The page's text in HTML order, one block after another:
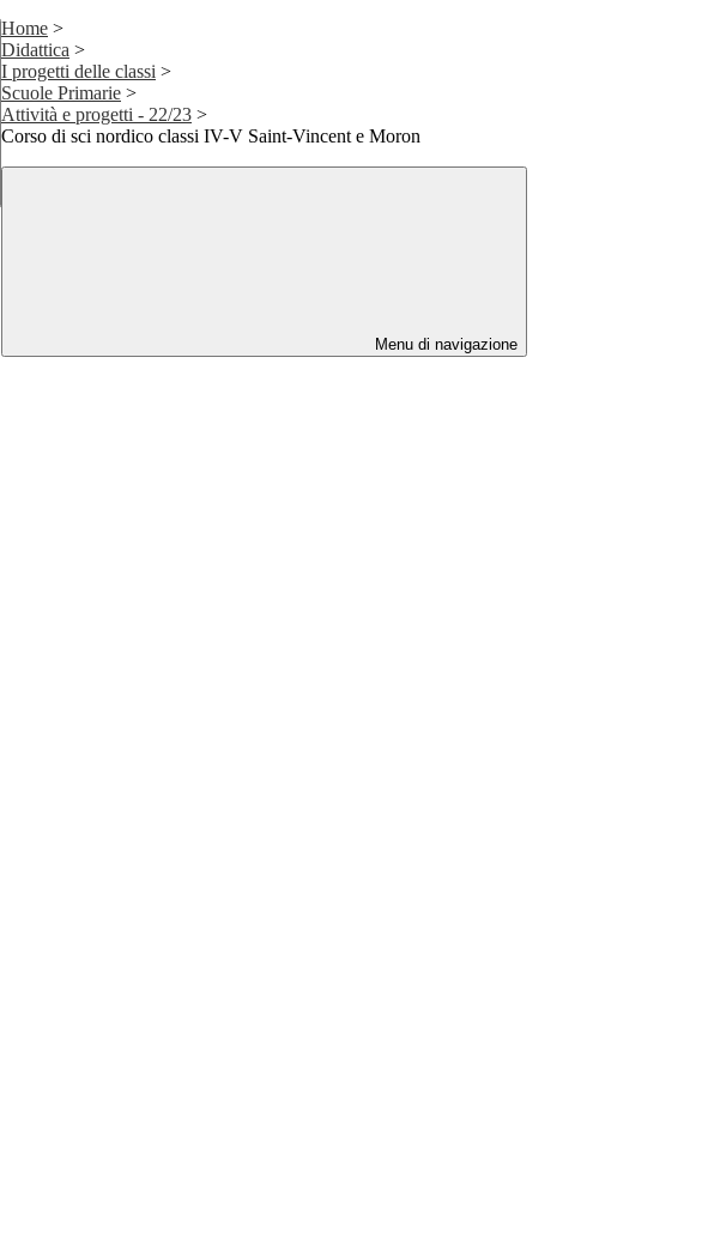
Home >
Didattica >
I progetti delle classi >
Scuole Primarie >
Attività e progetti - 22/23 >
Corso di sci nordico classi IV-V Saint-Vincent e Moron
Menu di navigazione